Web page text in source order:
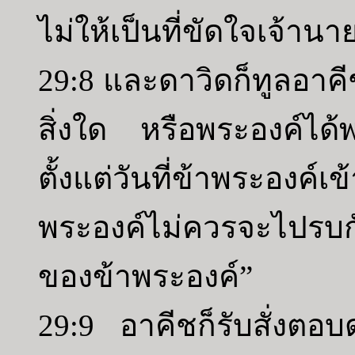
ไม่ให้เป็นที่ขัดใจเจ้านา
29:8 และดาวิดก็ทูลอา
สิ่งใด หรือพระองค์ได้
ตั้งแต่วันที่ข้าพระองค์เ
พระองค์ไม่ควรจะไปร
ของข้าพระองค์”
29:9 อาคีชก็รับสั่งตอบ